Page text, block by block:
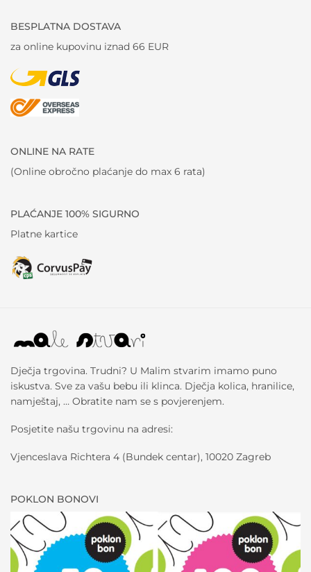
BESPLATNA DOSTAVA
za online kupovinu iznad 66 EUR
ONLINE NA RATE
(Online obročno plaćanje do max 6 rata)
PLAĆANJE 100% SIGURNO
Platne kartice
Dječja trgovina. Trudni? U Malim stvarim imamo puno
iskustva. Sve za vašu bebu ili klinca. Dječja kolica, hranilice,
namještaj, … Obratite nam se s povjerenjem.
Posjetite našu trgovinu na adresi:
Vjenceslava Richtera 4 (Bundek centar), 10020 Zagreb
POKLON BONOVI